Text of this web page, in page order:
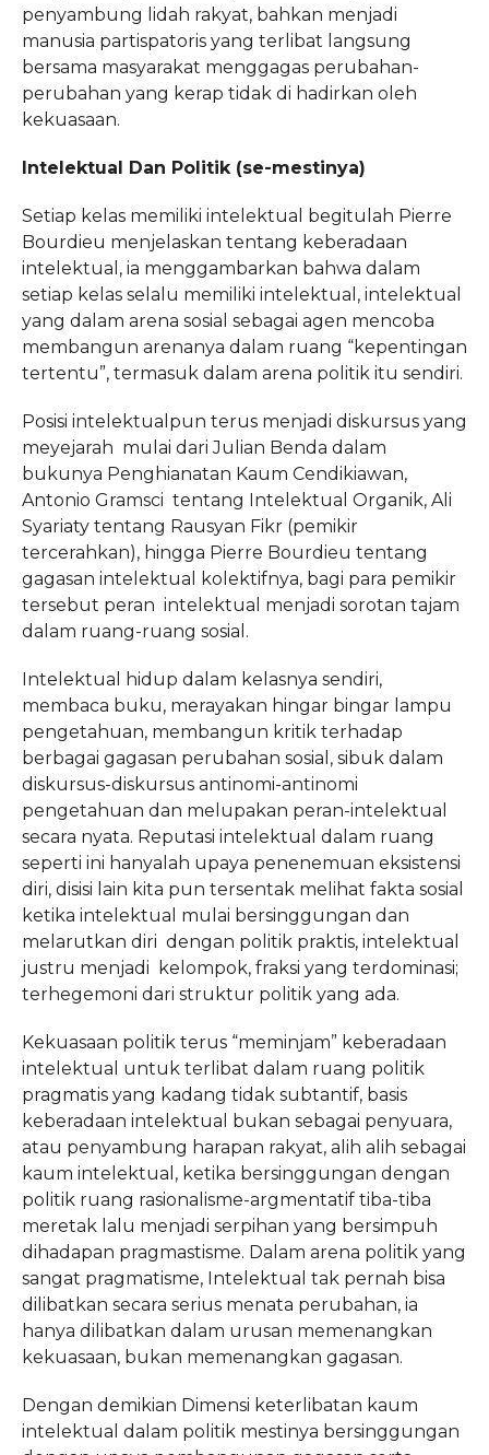
penyambung lidah rakyat, bahkan menjadi
manusia partispatoris yang terlibat langsung
bersama masyarakat menggagas perubahan-
perubahan yang kerap tidak di hadirkan oleh
kekuasaan.
Intelektual Dan Politik (se-mestinya)
Setiap kelas memiliki intelektual begitulah Pierre
Bourdieu menjelaskan tentang keberadaan
intelektual, ia menggambarkan bahwa dalam
setiap kelas selalu memiliki intelektual, intelektual
yang dalam arena sosial sebagai agen mencoba
membangun arenanya dalam ruang “kepentingan
tertentu”, termasuk dalam arena politik itu sendiri.
Posisi intelektualpun terus menjadi diskursus yang
meyejarah mulai dari Julian Benda dalam
bukunya Penghianatan Kaum Cendikiawan,
Antonio Gramsci tentang Intelektual Organik, Ali
Syariaty tentang Rausyan Fikr (pemikir
tercerahkan), hingga Pierre Bourdieu tentang
gagasan intelektual kolektifnya, bagi para pemikir
tersebut peran intelektual menjadi sorotan tajam
dalam ruang-ruang sosial.
Intelektual hidup dalam kelasnya sendiri,
membaca buku, merayakan hingar bingar lampu
pengetahuan, membangun kritik terhadap
berbagai gagasan perubahan sosial, sibuk dalam
diskursus-diskursus antinomi-antinomi
pengetahuan dan melupakan peran-intelektual
secara nyata. Reputasi intelektual dalam ruang
seperti ini hanyalah upaya penenemuan eksistensi
diri, disisi lain kita pun tersentak melihat fakta sosial
ketika intelektual mulai bersinggungan dan
melarutkan diri dengan politik praktis, intelektual
justru menjadi kelompok, fraksi yang terdominasi;
terhegemoni dari struktur politik yang ada.
Kekuasaan politik terus “meminjam” keberadaan
intelektual untuk terlibat dalam ruang politik
pragmatis yang kadang tidak subtantif, basis
keberadaan intelektual bukan sebagai penyuara,
atau penyambung harapan rakyat, alih alih sebagai
kaum intelektual, ketika bersinggungan dengan
politik ruang rasionalisme-argmentatif tiba-tiba
meretak lalu menjadi serpihan yang bersimpuh
dihadapan pragmastisme. Dalam arena politik yang
sangat pragmatisme, Intelektual tak pernah bisa
dilibatkan secara serius menata perubahan, ia
hanya dilibatkan dalam urusan memenangkan
kekuasaan, bukan memenangkan gagasan.
Dengan demikian Dimensi keterlibatan kaum
intelektual dalam politik mestinya bersinggungan